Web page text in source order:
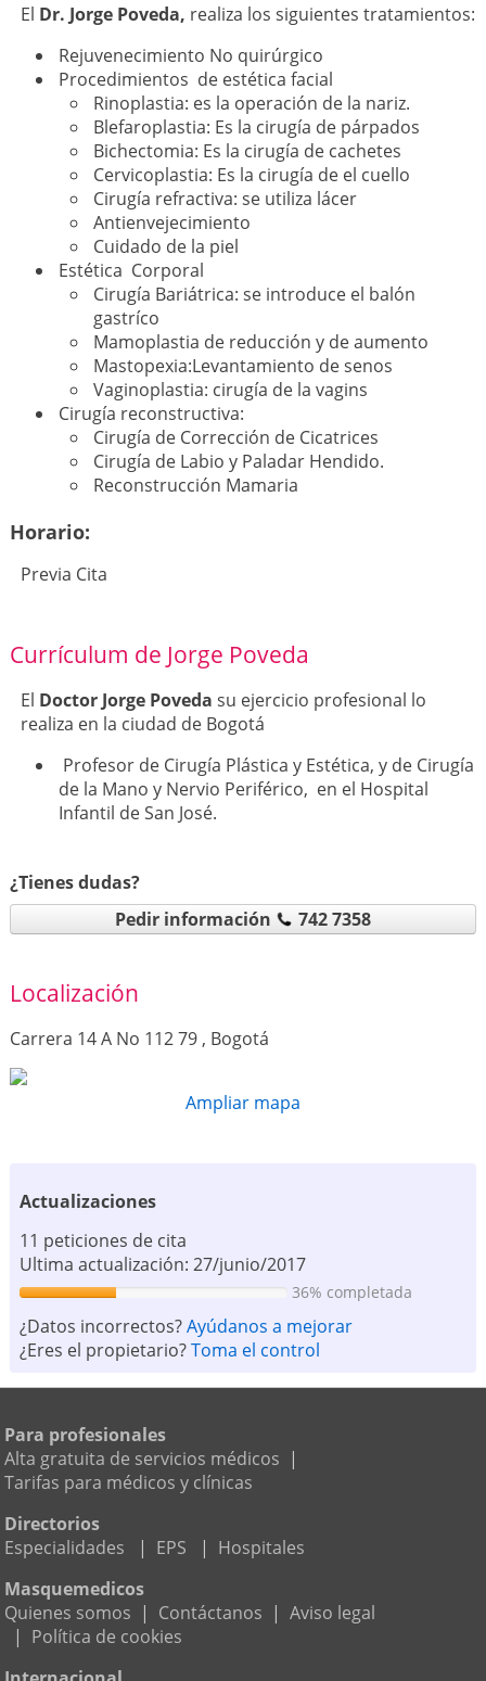
El Dr. Jorge Poveda, realiza los siguientes tratamientos:
Rejuvenecimiento No quirúrgico
Procedimientos de estética facial
Rinoplastia: es la operación de la nariz.
Blefaroplastia: Es la cirugía de párpados
Bichectomia: Es la cirugía de cachetes
Cervicoplastia: Es la cirugía de el cuello
Cirugía refractiva: se utiliza lácer
Antienvejecimiento
Cuidado de la piel
Estética Corporal
Cirugía Bariátrica: se introduce el balón
gastríco
Mamoplastia de reducción y de aumento
Mastopexia:Levantamiento de senos
Vaginoplastia: cirugía de la vagins
Cirugía reconstructiva:
Cirugía de Corrección de Cicatrices
Cirugía de Labio y Paladar Hendido.
Reconstrucción Mamaria
Horario:
Previa Cita
Currículum de Jorge Poveda
El Doctor Jorge Poveda su ejercicio profesional lo
realiza en la ciudad de Bogotá
Profesor de Cirugía Plástica y Estética, y de Cirugía
de la Mano y Nervio Periférico, en el Hospital
Infantil de San José.
¿Tienes dudas?
Pedir información
742 7358
Localización
Carrera 14 A No 112 79 , Bogotá
Ampliar mapa
Actualizaciones
11 peticiones de cita
Ultima actualización: 27/junio/2017
36% completada
¿Datos incorrectos?Ayúdanos a mejorar
¿Eres el propietario?Toma el control
Para profesionales
Alta gratuita de servicios médicos |
Tarifas para médicos y clínicas
Directorios
Especialidades
| EPS | Hospitales
Masquemedicos
Quienes somos | Contáctanos | Aviso legal
| Política de cookies